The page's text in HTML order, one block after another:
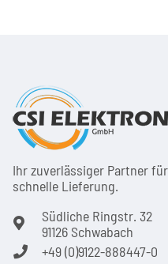
Ihr zuver­läs­siger Partner
schnel­le Lie­ferung.
Südliche Ringstr. 32
91126 Schwabach
+49 (0)9122-888447-0